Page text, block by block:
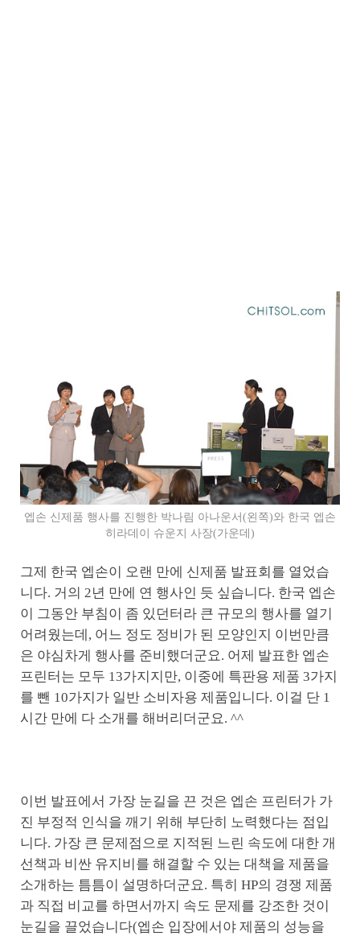
엡손 신제품 행사를 진행한 박나림 아나운서(왼쪽)와 한국 엡손
히라데이 슈운지 사장(가운데)
그제 한국 엡손이 오랜 만에 신제품 발표회를 열었습
니다. 거의 2년 만에 연 행사인 듯 싶습니다. 한국 엡손
이 그동안 부침이 좀 있던터라 큰 규모의 행사를 열기
어려웠는데, 어느 정도 정비가 된 모양인지 이번만큼
은 야심차게 행사를 준비했더군요. 어제 발표한 엡손
프린터는 모두 13가지지만, 이중에 특판용 제품 3가지
를 뺀 10가지가 일반 소비자용 제품입니다. 이걸 단 1
시간 만에 다 소개를 해버리더군요. ^^
이번 발표에서 가장 눈길을 끈 것은 엡손 프린터가 가
진 부정적 인식을 깨기 위해 부단히 노력했다는 점입
니다. 가장 큰 문제점으로 지적된 느린 속도에 대한 개
선책과 비싼 유지비를 해결할 수 있는 대책을 제품을
소개하는 틈틈이 설명하더군요. 특히 HP의 경쟁 제품
과 직접 비교를 하면서까지 속도 문제를 강조한 것이
눈길을 끌었습니다(엡손 입장에서야 제품의 성능을